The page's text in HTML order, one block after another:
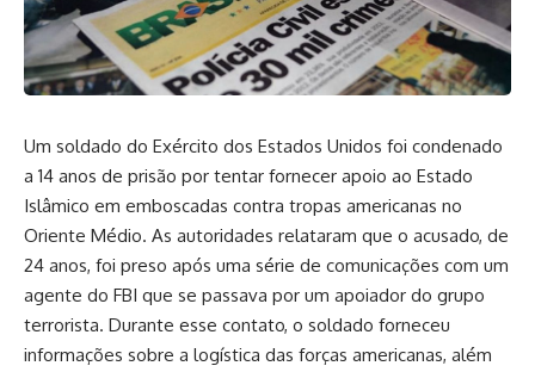
Um soldado do Exército dos Estados Unidos foi condenado
a 14 anos de prisão por tentar fornecer apoio ao Estado
Islâmico em emboscadas contra tropas americanas no
Oriente Médio. As autoridades relataram que o acusado, de
24 anos, foi preso após uma série de comunicações com um
agente do FBI que se passava por um apoiador do grupo
terrorista. Durante esse contato, o soldado forneceu
informações sobre a logística das forças americanas, além